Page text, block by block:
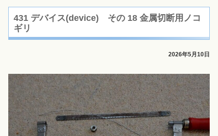
431 デバイス(device) その 18 金属切断用ノコ
ギリ
2026年5月10日